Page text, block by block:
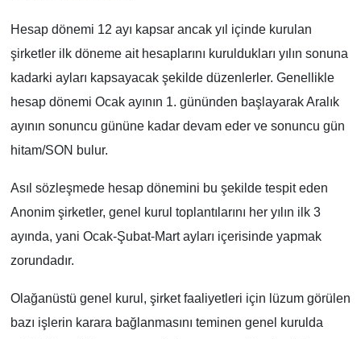
Hesap dönemi 12 ayı kapsar ancak yıl içinde kurulan
şirketler ilk döneme ait hesaplarını kuruldukları yılın sonuna
kadarki ayları kapsayacak şekilde düzenlerler. Genellikle
hesap dönemi Ocak ayının 1. gününden başlayarak Aralık
ayının sonuncu gününe kadar devam eder ve sonuncu gün
hitam/SON bulur.
Asıl sözleşmede hesap dönemini bu şekilde tespit eden
Anonim şirketler, genel kurul toplantılarını her yılın ilk 3
ayında, yani Ocak-Şubat-Mart ayları içerisinde yapmak
zorundadır.
Olağanüstü genel kurul, şirket faaliyetleri için lüzum görülen
bazı işlerin karara bağlanmasını teminen genel kurulda